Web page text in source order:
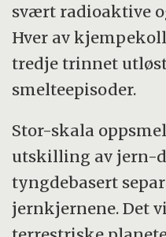
svært radioaktive
Hver av
tredje trinnet
smelteepisoder.
Stor-skala
utskilling av jern-
tyngdebasert
jernkjernene. Det